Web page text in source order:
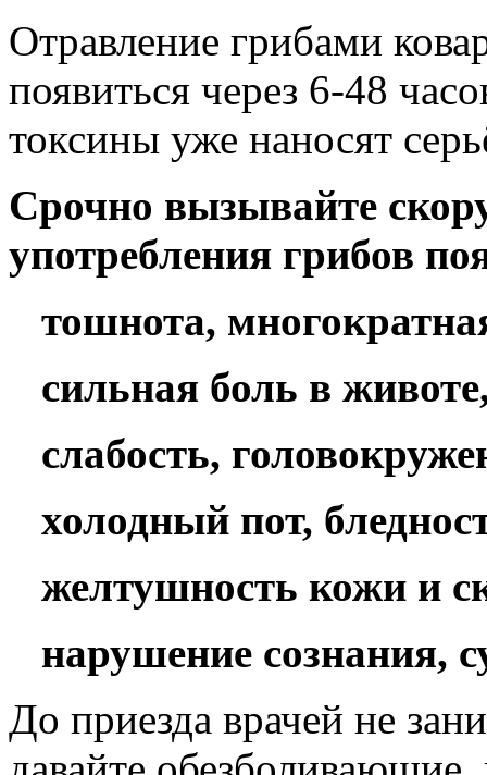
Отравление грибами
появиться через 6-48
токсины уже наносят
Срочно вызывайте
употребления грибов
тошнота,
сильная боль в
слабость,
холодный пот,
желтушность кожи и
нарушение сознания,
До приезда врачей не